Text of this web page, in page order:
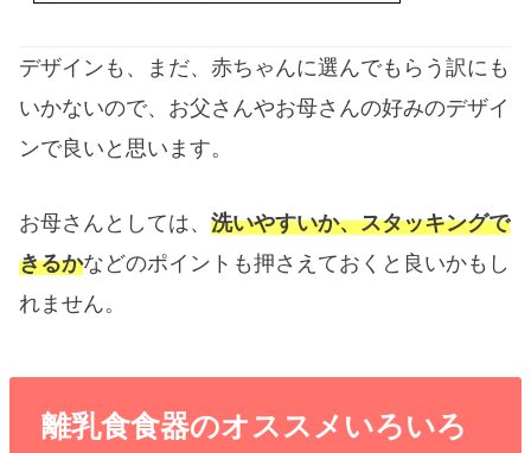
デザインも、まだ、赤ちゃんに選んでもらう訳にも
いかないので、お父さんやお母さんの好みのデザイ
ンで良いと思います。
お母さんとしては、洗いやすいか、スタッキングで
きるかなどのポイントも押さえておくと良いかもし
れません。
離乳食食器のオススメいろいろ